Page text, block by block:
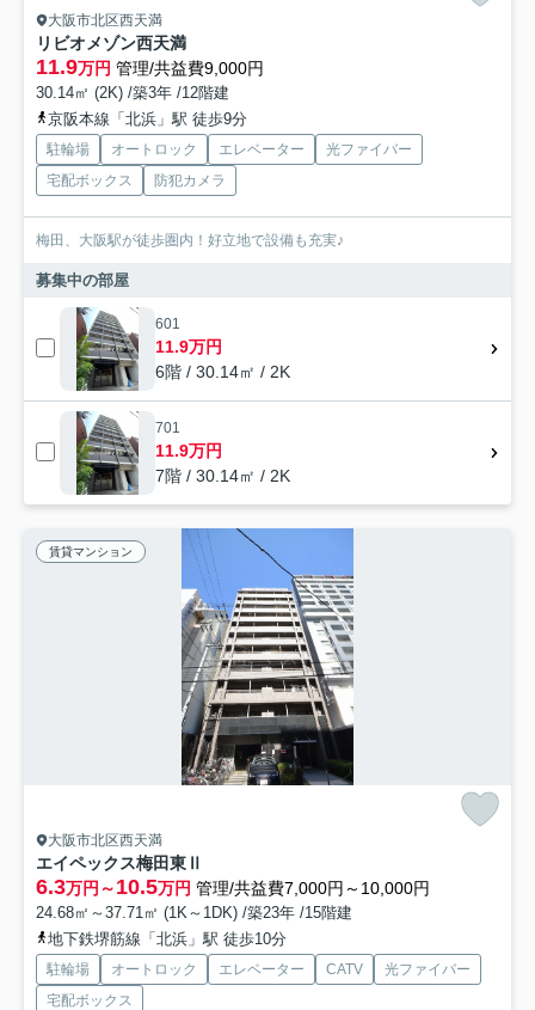
大阪市北区西天満
リビオメゾン西天満
11.9万円 管理/共益費9,000円
30.14㎡ (2K) /築3年 /12階建
京阪本線「北浜」駅 徒歩9分
駐輪場 オートロック エレベーター
光ファイバー
宅配ボックス
防犯カメラ
梅田、大阪駅が徒歩圏内！好立地で設備も充実♪
募集中の部屋
601
11.9万円
6階 / 30.14㎡ / 2K
701
11.9万円
7階 / 30.14㎡ / 2K
賃貸マンション
大阪市北区西天満
エイペックス梅田東Ⅱ
6.3万円～10.5万円 管理/共益費7,000円～10,000円
24.68㎡～37.71㎡ (1K～1DK) /築23年 /15階建
地下鉄堺筋線「北浜」駅 徒歩10分
駐輪場 オートロック エレベーター CATV
光ファイバー
宅配ボックス